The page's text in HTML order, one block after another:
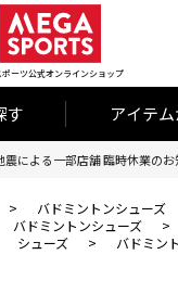
ポーツ公式オンラインショップ
す アイテ
による一部店舗 臨時休業のお
> バドミントンシューズ
バドミントンシューズ >
シューズ > バドミン